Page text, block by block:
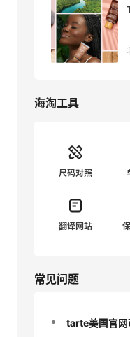
海淘工具
尺码对照
翻译网站
常见问题
tarte美国官网